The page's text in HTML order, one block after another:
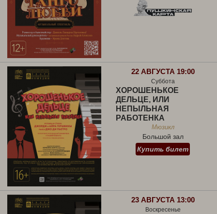
22 АВГУСТА 19:00
Суббота
ХОРОШЕНЬКОЕ
ДЕЛЬЦЕ, ИЛИ
НЕПЫЛЬНАЯ
РАБОТЕНКА
Мюзикл
Большой зал
Купить билет
23 АВГУСТА 13:00
Воскресенье